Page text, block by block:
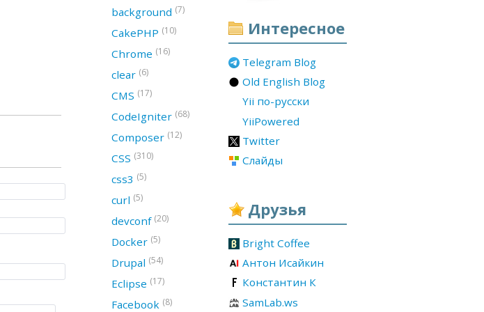
Интересное
Telegram Blog
Old English Blog
Yii по-русски
YiiPowered
Twitter
Слайды
Друзья
Bright Coffee
Антон Исайкин
Константин К
SamLab.ws
background (7)
CakePHP (10)
Chrome (16)
clear (6)
CMS (17)
CodeIgniter (68)
Composer (12)
CSS (310)
css3 (5)
curl (5)
devconf (20)
Docker (5)
Drupal (54)
Eclipse (17)
Facebook (8)